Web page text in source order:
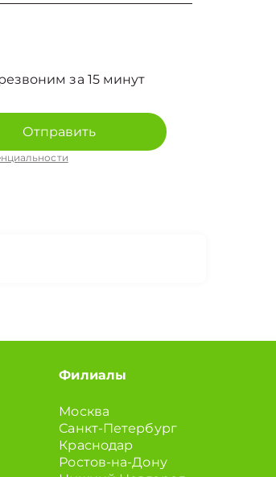
за 15 минут
Отправить
Филиалы
Москва
Санкт-Петербург
Краснодар
Ростов-на-Дону